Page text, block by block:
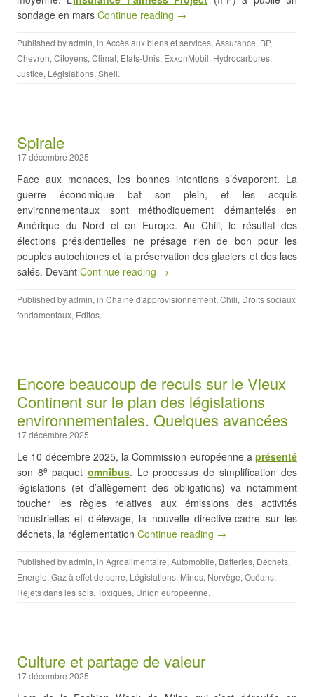
sondage en mars Continue reading →
Published byadmin, in Accès aux biens et services, Assurance, BP,
Chevron, Citoyens, Climat, Etats-Unis, ExxonMobil, Hydrocarbures,
Justice, Législations, Shell.
Spirale
17 décembre 2025
Face aux menaces, les bonnes intentions s’évaporent. La
guerre économique bat son plein, et les acquis
environnementaux sont méthodiquement démantelés en
Amérique du Nord et en Europe. Au Chili, le résultat des
élections présidentielles ne présage rien de bon pour les
peuples autochtones et la préservation des glaciers et des lacs
salés. Devant Continue reading →
Published byadmin, in Chaîne d'approvisionnement, Chili, Droits sociaux
fondamentaux, Editos.
Encore beaucoup de reculs sur le Vieux
Continent sur le plan des législations
environnementales. Quelques avancées
17 décembre 2025
Le 10 décembre 2025, la Commission européenne a présenté
son 8epaquet omnibus. Le processus de simplification des
législations (et d’allègement des obligations) va notamment
toucher les règles relatives aux émissions des activités
industrielles et d’élevage, la nouvelle directive-cadre sur les
déchets, la réglementation Continue reading →
Published byadmin, in Agroalimentaire, Automobile, Batteries, Déchets,
Energie, Gaz à effet de serre, Législations, Mines, Norvège, Océans,
Rejets dans les sols, Toxiques, Union européenne.
Culture et partage de valeur
17 décembre 2025